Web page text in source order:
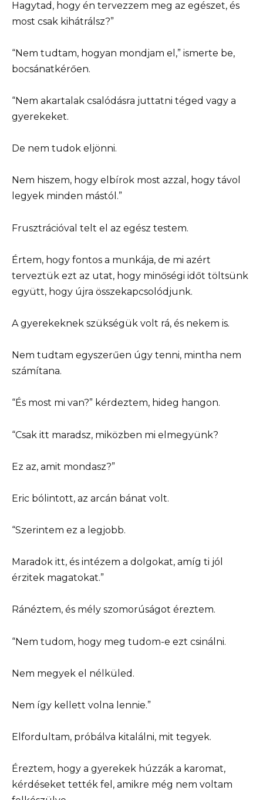
Hagytad, hogy én tervezzem meg az egészet, és
most csak kihátrálsz?”
“Nem tudtam, hogyan mondjam el,” ismerte be,
bocsánatkérően.
“Nem akartalak csalódásra juttatni téged vagy a
gyerekeket.
De nem tudok eljönni.
Nem hiszem, hogy elbírok most azzal, hogy távol
legyek minden mástól.”
Frusztrációval telt el az egész testem.
Értem, hogy fontos a munkája, de mi azért
terveztük ezt az utat, hogy minőségi időt töltsünk
együtt, hogy újra összekapcsolódjunk.
A gyerekeknek szükségük volt rá, és nekem is.
Nem tudtam egyszerűen úgy tenni, mintha nem
számítana.
“És most mi van?” kérdeztem, hideg hangon.
“Csak itt maradsz, miközben mi elmegyünk?
Ez az, amit mondasz?”
Eric bólintott, az arcán bánat volt.
“Szerintem ez a legjobb.
Maradok itt, és intézem a dolgokat, amíg ti jól
érzitek magatokat.”
Ránéztem, és mély szomorúságot éreztem.
“Nem tudom, hogy meg tudom-e ezt csinálni.
Nem megyek el nélküled.
Nem így kellett volna lennie.”
Elfordultam, próbálva kitalálni, mit tegyek.
Éreztem, hogy a gyerekek húzzák a karomat,
kérdéseket tették fel, amikre még nem voltam